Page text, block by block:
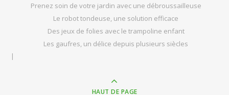
Prenez soin de votre jardin avec une débroussailleuse
Le robot tondeuse, une solution efficace
Des jeux de folies avec le trampoline enfant
Les gaufres, un délice depuis plusieurs siècles
HAUT DE PAGE